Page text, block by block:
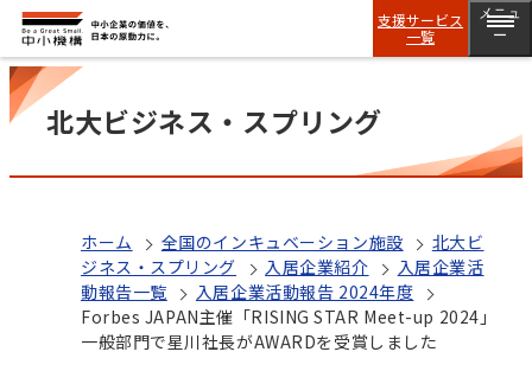
支援サービス
一覧
メニュ
ー
北大ビジネス・スプリング
ホーム 全国のインキュベーション施設
北大ビ
ジネス・スプリング
入居企業紹介
入居企業活
動報告一覧
入居企業活動報告 2024年度
Forbes JAPAN主催「RISING STAR Meet-up 2024」
一般部門で星川社長がAWARDを受賞しました